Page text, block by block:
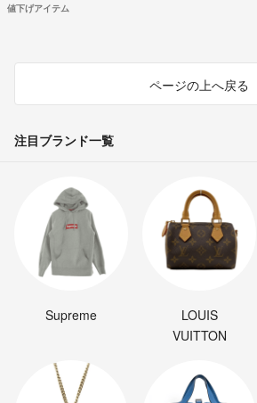
値下げアイテム
ページの上へ戻る
注目ブランド一覧
Supreme
LOUIS
VUITTON